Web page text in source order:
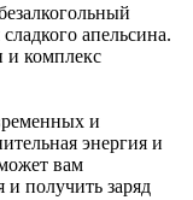
апельсина.
и комплекс
и
энергия и
вам
и получить заряд